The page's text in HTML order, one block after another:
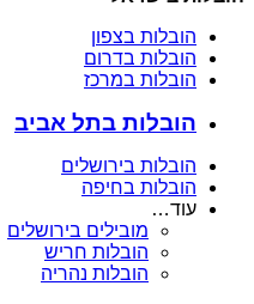
הובלות בצפון
הובלות בדרום
הובלות במרכז
הובלות בתל אביב
הובלות בירושלים
הובלות בחיפה
עוד…
מובילים בירושלים
הובלות חריש
הובלות נהריה